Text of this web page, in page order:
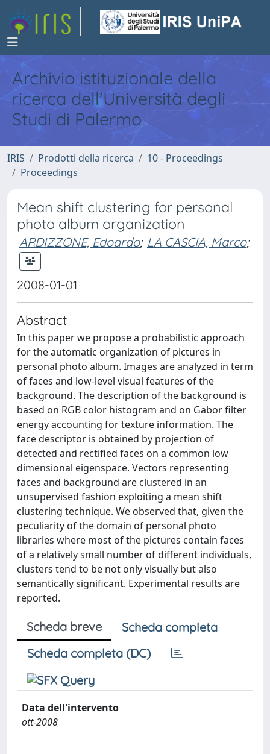
Archivio istituzionale della
ricerca dell'Università degli
Studi di Palermo
IRIS Prodotti della ricerca
10 - Proceedings
Proceedings
Mean shift clustering for personal
photo album organization
ARDIZZONE, Edoardo; LA CASCIA, Marco;
2008-01-01
Abstract
In this paper we propose a probabilistic approach
for the automatic organization of pictures in
personal photo album. Images are analyzed in term
of faces and low-level visual features of the
background. The description of the background is
based on RGB color histogram and on Gabor filter
energy accounting for texture information. The
face descriptor is obtained by projection of
detected and rectified faces on a common low
dimensional eigenspace. Vectors representing
faces and background are clustered in an
unsupervised fashion exploiting a mean shift
clustering technique. We observed that, given the
peculiarity of the domain of personal photo
libraries where most of the pictures contain faces
of a relatively small number of different individuals,
clusters tend to be not only visually but also
semantically significant. Experimental results are
reported.
Scheda breve
Scheda completa
Scheda completa (DC)
Data dell'intervento
ott-2008